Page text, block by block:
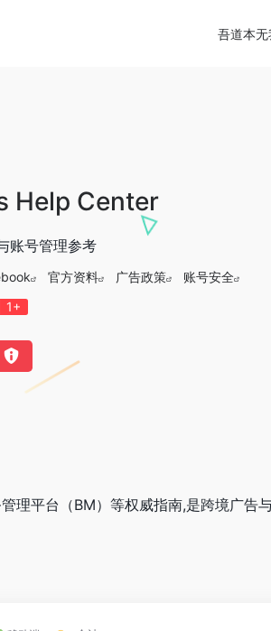
吾道本
Help Center
账号管理参考
官方资料 广告政策
账号安全
1+
平台（BM）等权威指南,是跨境广告